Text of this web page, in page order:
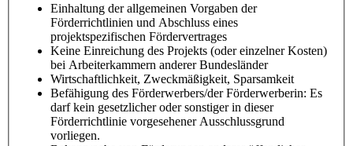
Einhaltung der allgemeinen Vorgaben der
Förderrichtlinien und Abschluss eines
projektspezifischen Fördervertrages
Keine Einreichung des Projekts (oder einzelner Kosten)
bei Arbeiterkammern anderer Bundesländer
Wirtschaftlichkeit, Zweckmäßigkeit, Sparsamkeit
Befähigung des Förderwerbers/der Förderwerberin: Es
darf kein gesetzlicher oder sonstiger in dieser
Förderrichtlinie vorgesehener Ausschlussgrund
vorliegen.